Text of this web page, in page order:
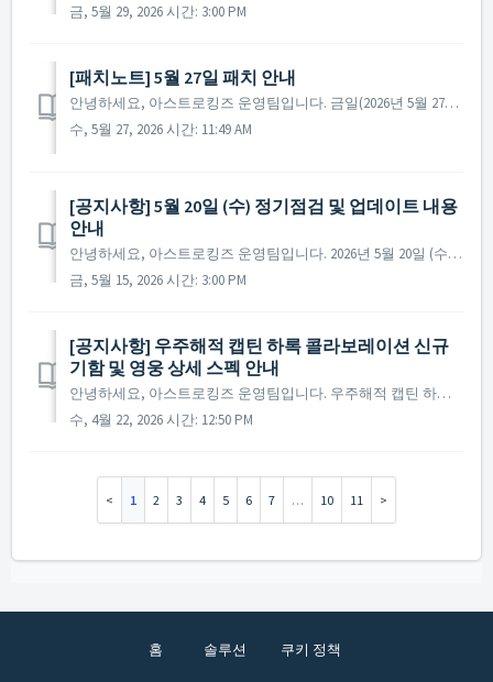
금, 5월 29, 2026 시간: 3:00 PM
[패치노트] 5월 27일 패치 안내
안녕하세요, 아스트로킹즈 운영팀입니다. 금일(2026년 5월 27일) 진행된 패치에 대해 안내해 드립니다. ▶ 2026년 5월 27일 패치노트 - 특정 조건 달성 시 팝업되는 일부 패키지가 노출되지 않는 문제를 수정하였습니다. 감사합니다. 아스트로킹...
수, 5월 27, 2026 시간: 11:49 AM
[공지사항] 5월 20일 (수) 정기점검 및 업데이트 내용
안내
안녕하세요, 아스트로킹즈 운영팀입니다. 2026년 5월 20일 (수)에 진행 예정인 정기 점검 및 업데이트에 대해 안내드립니다. ※ 점검 내용은 상황에 따라 변경될 수 있으며, 변경 시 본 공지로 안내드릴 예정입니다. ▶ 정기점검 및 업데이트 사전 안내 - 점검 ...
금, 5월 15, 2026 시간: 3:00 PM
[공지사항] 우주해적 캡틴 하록 콜라보레이션 신규
기함 및 영웅 상세 스펙 안내
안녕하세요, 아스트로킹즈 운영팀입니다. 우주해적 캡틴 하록의 전설적 영웅들과 신규 기함 [신] 아르카디아가 마침내 출격했습니다! 새로운 기함과 영웅의 압도적인 능력치를 지금 바로 확인하시고, 무한한 별의 바다에서 사령관님만의 아스트로킹즈 신화를 써내려가세요! ...
수, 4월 22, 2026 시간: 12:50 PM
1 2 3 4 5 6 7 … 10 11
홈 솔루션 쿠키 정책